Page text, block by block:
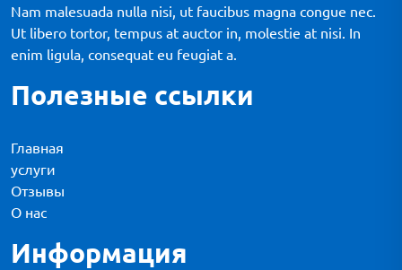
Nam malesuada nulla nisi, ut faucibus magna congue nec.
Ut libero tortor, tempus at auctor in, molestie at nisi. In
enim ligula, consequat eu feugiat a.
Полезные ссылки
Главная
услуги
Отзывы
О нас
Информация